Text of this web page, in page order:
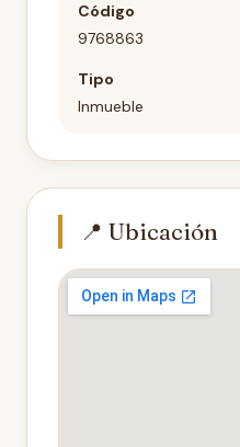
Código
9768863
Tipo
Inmueble
📍 Ubicación